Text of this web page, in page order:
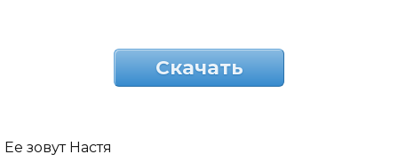
Скачать
Ее зовут Настя